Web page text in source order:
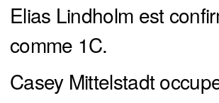
Elias Lindholm est
comme 1C.
Casey Mittelstadt